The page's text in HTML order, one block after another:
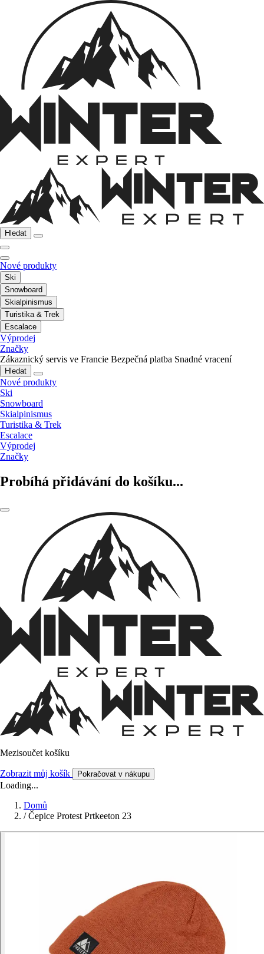
Hledat
Nové produkty
Ski
Snowboard
Skialpinismus
Turistika & Trek
Escalace
Výprodej
Značky
Zákaznický servis ve Francie Bezpečná platba Snadné vracení
Hledat
Nové produkty
Ski
Snowboard
Skialpinismus
Turistika & Trek
Escalace
Výprodej
Značky
Probíhá přidávání do košíku...
Mezisoučet košíku
Zobrazit můj košík Pokračovat v nákupu
Loading...
Domů
/ Čepice Protest Prtkeeton 23